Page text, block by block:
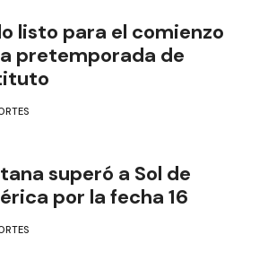
listo para el comienzo
pretemporada de
superó a Sol de
por la fecha 16